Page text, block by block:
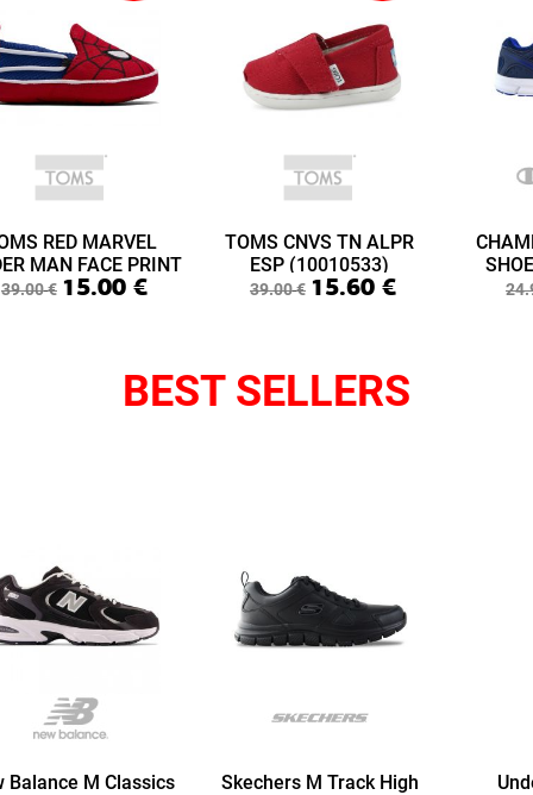
RED MARVEL
MAN FACE PRINT
LIME LAYETTE
39.00€ 15.00 €
TOMS CNVS TN ALPR
ESP (10010533)
39.00€ 15.60 €
BEST SELLERS
Balance M Classics
Skechers M Track High